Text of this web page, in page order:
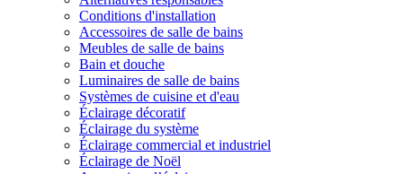
Conditions d'installation
Accessoires de salle de bains
Meubles de salle de bains
Bain et douche
Luminaires de salle de bains
Systèmes de cuisine et d'eau
Éclairage décoratif
Éclairage du système
Éclairage commercial et industriel
Éclairage de Noël